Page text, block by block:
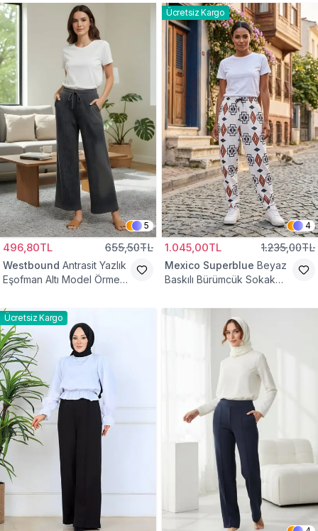
5
496,80TL 655,50TL
Westbound Antrasit Yazlık
Eşofman Altı Model Örme
Ücretsiz Kargo
4
1.045,00TL 1.235,00TL
Mexico Superblue Beyaz
Baskılı Bürümcük Sokak
Ücretsiz Kargo